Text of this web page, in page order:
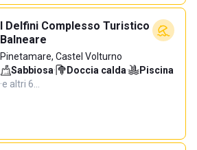
I Delfini Complesso Turistico
Balneare
Pinetamare, Castel Volturno
Sabbiosa· Doccia calda·
Piscina
·e altri 6…